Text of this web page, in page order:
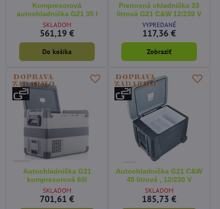
Kompresorová
autochladnička G21 35 l
SKLADOM
561,19 €
Do košíka
Prenosná chladnička 33
litrová G21 C&W 12/230 V
VYPREDANÉ
117,36 €
Zobraziť
Autochladnička G21
kompresorová 60l
SKLADOM
701,61 €
Autochladnička G21 C&W
45 litrová , 12/230 V
SKLADOM
185,73 €